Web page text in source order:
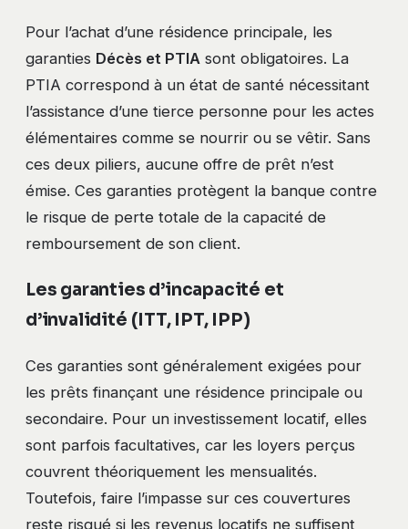
Pour l’achat d’une résidence principale, les
garanties Décès et PTIA sont obligatoires. La
PTIA correspond à un état de santé nécessitant
l’assistance d’une tierce personne pour les actes
élémentaires comme se nourrir ou se vêtir. Sans
ces deux piliers, aucune offre de prêt n’est
émise. Ces garanties protègent la banque contre
le risque de perte totale de la capacité de
remboursement de son client.
Les garanties d’incapacité et
d’invalidité (ITT, IPT, IPP)
Ces garanties sont généralement exigées pour
les prêts finançant une résidence principale ou
secondaire. Pour un investissement locatif, elles
sont parfois facultatives, car les loyers perçus
couvrent théoriquement les mensualités.
Toutefois, faire l’impasse sur ces couvertures
reste risqué si les revenus locatifs ne suffisent